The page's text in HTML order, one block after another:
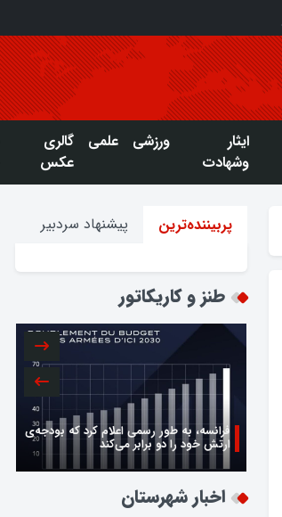
ایثار
وشهادت
ورزشی علمی
گالری
عکس
پربیننده‌ترین پیشنهاد سردبیر
طنز و کاریکاتور
فرانسه، به طور رسمی اعلام کرد که بودجه‌ی
ارتش خود را دو برابر می‌کند
اخبار شهرستان